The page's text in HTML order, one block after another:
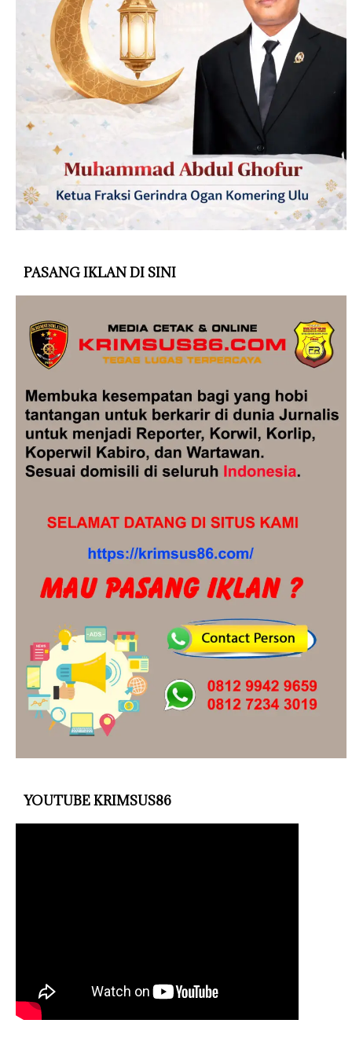
PASANG IKLAN DI SINI
YOUTUBE KRIMSUS86